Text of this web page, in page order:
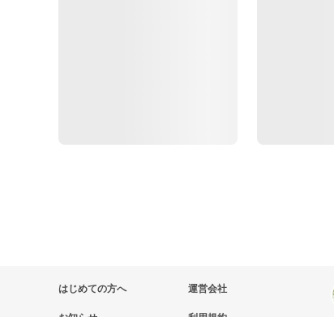
はじめての方へ 運営会社